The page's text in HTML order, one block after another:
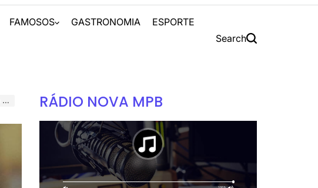
FAMOSOS GASTRONOMIA ESPORTE
Search
RÁDIO NOVA MPB